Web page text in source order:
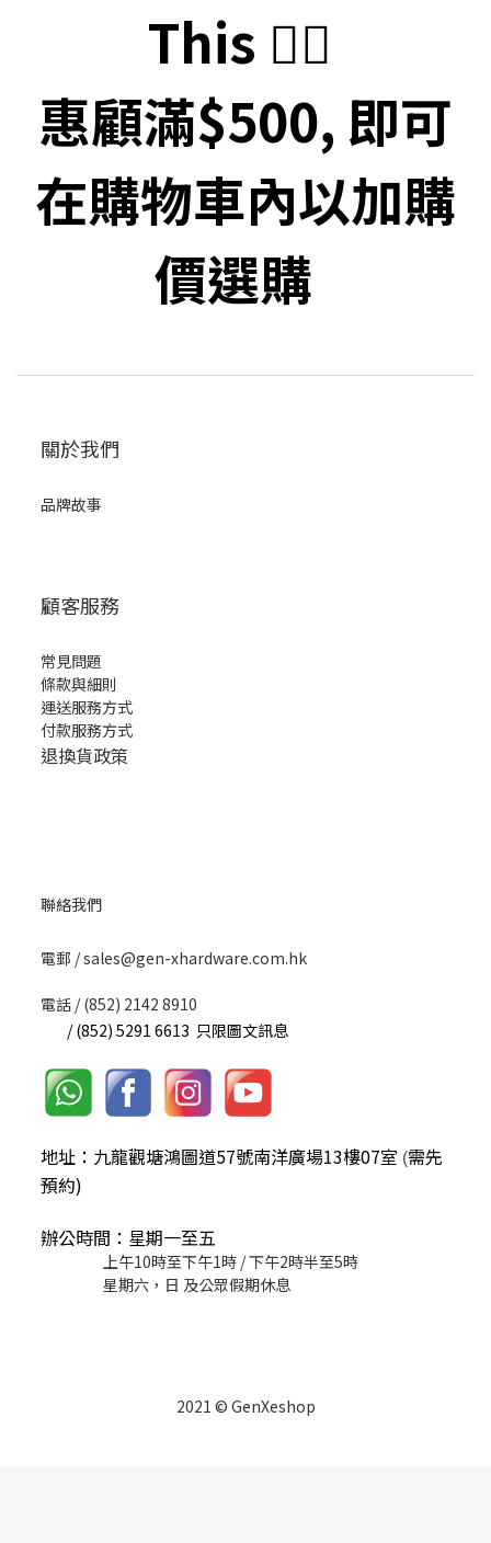
This 👇🏻
惠顧滿$500, 即可
在購物車內以加購
價選購
關於我們
品牌故事
顧客服務
常見問題
條款與細則
運送服務方式
付款服務方式
退換貨政策
聯絡我們
​電郵 / sales@gen-xhardware.com.hk
電話 / (852) 2142 8910
/ (852) 5291 6613 只限圖文訊息
地址：九龍觀塘鴻圖道57號南洋廣場13樓07室 (需先
預約)
辦公時間：星期一至五
上午10時至下午1時 / 下午2時半至5時
星期六，日 及公眾假期休息
2021 © GenXeshop